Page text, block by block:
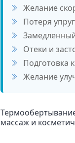
Желание
Потеря
Отеки и
Подготовка
Желание
массаж и